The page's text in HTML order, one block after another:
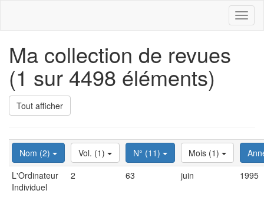
Ma collection de revues
(1 sur 4498 éléments)
Tout afficher
Nom (2) Vol. (1) N° (11) Mois (1)
L'Ordinateur
Individuel
2 63 juin 1995